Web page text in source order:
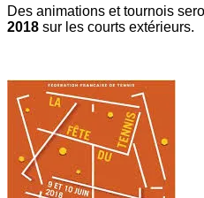
Des animations et tournois
2018 sur les courts extérieurs.